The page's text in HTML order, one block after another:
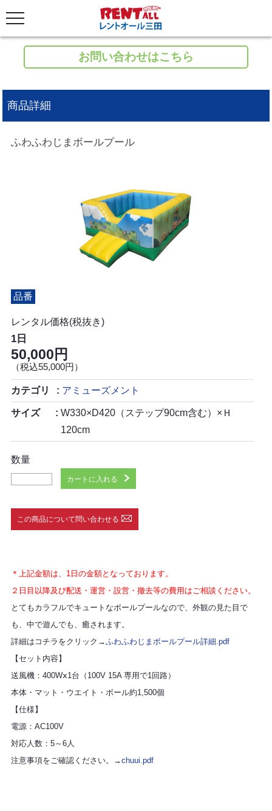
お問い合わせはこちら
商品詳細
ふわふわじまボールプール
品番
レンタル価格(税抜き)
1日
50,000円
（税込55,000円）
カテゴリ アミューズメント
サイズ
W330×D420（ステップ90cm含む）×Ｈ
120cm
数量
カートに入れる
この商品について問い合わせる
＊上記金額は、1日の金額となっております。
２日目以降及び配送・運営・設営・撤去等の費用はご相談ください。
とてもカラフルでキュートなボールプールなので、外観の見た目で
も、中で遊んでも、癒されます。
詳細はコチラをクリック→ふわふわじまボールプール詳細.pdf
【セット内容】
送風機：400Wⅹ1台（100V 15A 専用で1回路）
本体・マット・ウエイト・ボール約1,500個
【仕様】
電源：AC100V
対応人数：5～6人
注意事項をご確認ください。→chuui.pdf